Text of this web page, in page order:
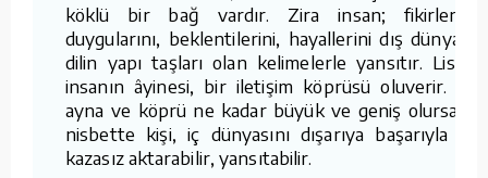
köklü bir bağ vardır. Zira insan; fikirlerini,
duygularını, beklentilerini, hayallerini dış dünyaya
dilin yapı taşları olan kelimelerle yansıtır. Lisan,
insanın âyinesi, bir iletişim köprüsü oluverir. Bu
ayna ve köprü ne kadar büyük ve geniş olursa, o
nisbette kişi, iç dünyasını dışarıya başarıyla ve
kazasız aktarabilir, yansıtabilir.